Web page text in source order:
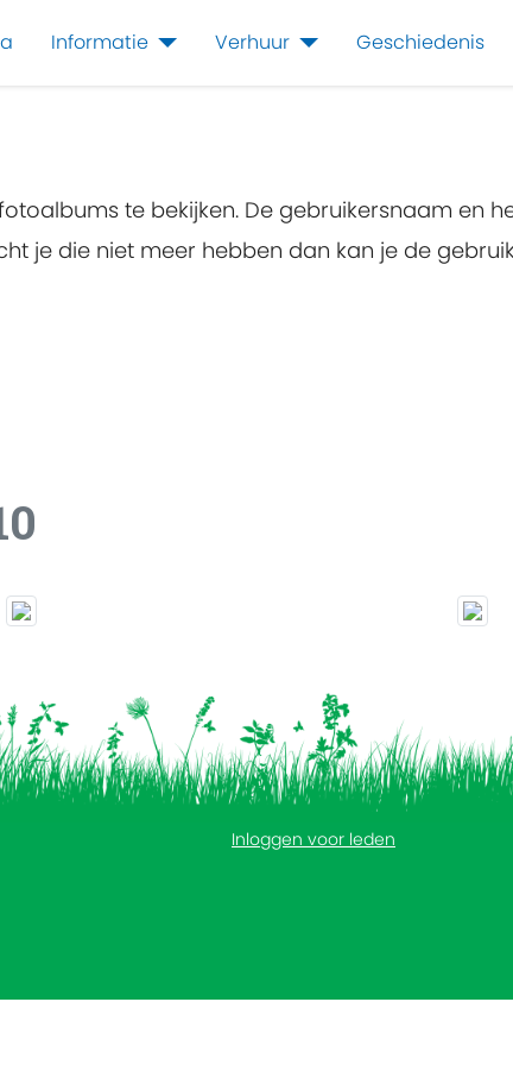
Informatie Verhuur Geschiedenis
te bekijken. De gebruikersnaam en
je die niet meer hebben dan kan je de
Inloggen voor leden